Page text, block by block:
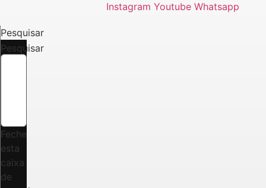
Instagram Youtube Whatsapp
Pesquisar
Pesquisar
Feche
esta
caixa
de